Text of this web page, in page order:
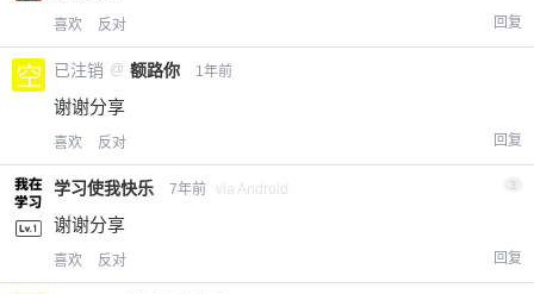
喜欢 反对 回复
已注销 @ 额路你 1年前
谢谢分享
喜欢 反对 回复
学习使我快乐 7年前 via Android 3
谢谢分享
喜欢 反对 回复